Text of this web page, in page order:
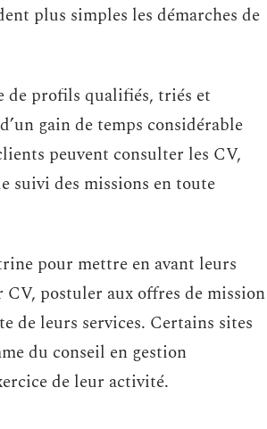
plus simples les démarches de
de profils qualifiés, triés et
gain de temps considérable
peuvent consulter les CV,
suivi des missions en toute
pour mettre en avant leurs
postuler aux offres de mission
de leurs services. Certains sites
du conseil en gestion
de leur activité.